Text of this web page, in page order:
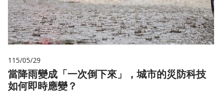
115/05/29
當降雨變成「一次倒下來」，城市的災防科技
如何即時應變？